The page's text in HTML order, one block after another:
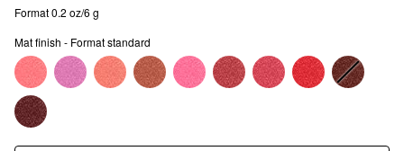
Format 0.2 oz/6 g
Mat finish - Format standard